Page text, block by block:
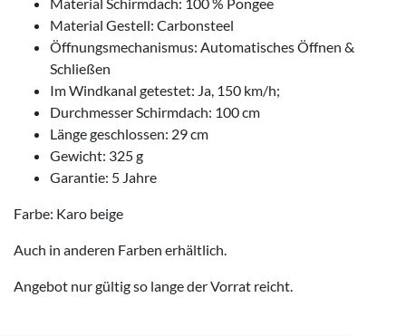
Material Gestell: Carbonsteel
Öffnungsmechanismus: Automatisches Öffnen &
Schließen
Im Windkanal getestet: Ja, 150 km/h;
Durchmesser Schirmdach: 100 cm
Länge geschlossen: 29 cm
Gewicht: 325 g
Garantie: 5 Jahre
Farbe: Karo beige
Auch in anderen Farben erhältlich.
Angebot nur gültig so lange der Vorrat reicht.